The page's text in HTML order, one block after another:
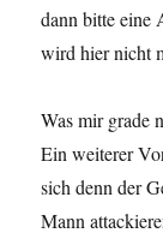
dann bitte eine
wird hier nicht
Was mir grade
Ein weiterer
sich denn der
Mann